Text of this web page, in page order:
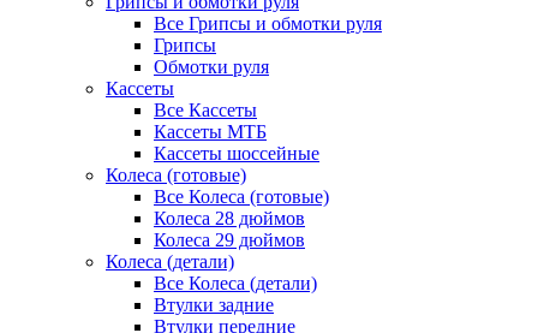
Все Грипсы и обмотки руля
Грипсы
Обмотки руля
Кассеты
Все Кассеты
Кассеты МТБ
Кассеты шоссейные
Колеса (готовые)
Все Колеса (готовые)
Колеса 28 дюймов
Колеса 29 дюймов
Колеса (детали)
Все Колеса (детали)
Втулки задние
Втулки передние